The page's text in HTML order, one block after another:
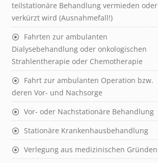
teilstationäre Behandlung vermieden oder
verkürzt wird (Ausnahmefall!)
Fahrten zur ambulanten
Dialysebehandlung oder onkologischen
Strahlentherapie oder Chemotherapie
Fahrt zur ambulanten Operation bzw.
deren Vor- und Nachsorge
Vor- oder Nachstationäre Behandlung
Stationäre Krankenhausbehandlung
Verlegung aus medizinischen Gründen